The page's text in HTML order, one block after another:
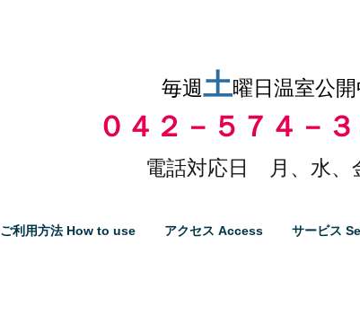
毎週土曜日温室公開
０４２－５７４－３
電話対応日 月、水、
ご利用方法 How to use アクセス Access サービス